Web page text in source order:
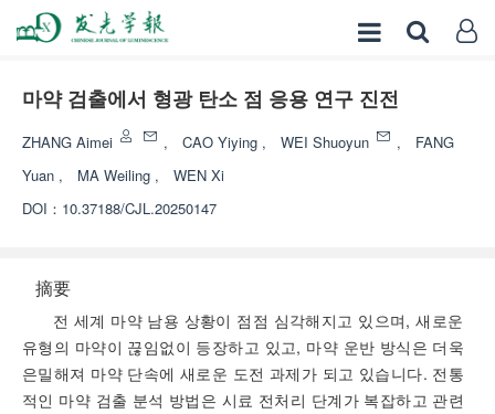
마약 검출에서 형광 탄소 점 응용 연구 진전
ZHANG Aimei , CAO Yiying , WEI Shuoyun ,
FANG
Yuan , MA Weiling ,
WEN Xi
DOI： 10.37188/CJL.20250147
摘要
전 세계 마약 남용 상황이 점점 심각해지고 있으며, 새로운
유형의 마약이 끊임없이 등장하고 있고, 마약 운반 방식은 더욱
은밀해져 마약 단속에 새로운 도전 과제가 되고 있습니다. 전통
적인 마약 검출 분석 방법은 시료 전처리 단계가 복잡하고 관련